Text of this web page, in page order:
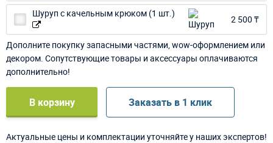
Шуруп с качельным крюком (1 шт.)
2 500 ₸
Дополните покупку запасными частями, wow-оформлением или
декором. Сопутствующие товары и аксессуары оплачиваются
дополнительно!
В корзину Заказать в 1 клик
Актуальные цены и комплектации уточняйте у наших экспертов!